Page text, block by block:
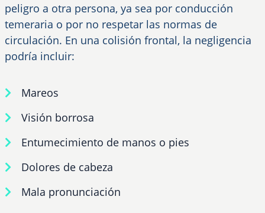
peligro a otra persona, ya sea por conducción
temeraria o por no respetar las normas de
circulación. En una colisión frontal, la negligencia
podría incluir:
Mareos
Visión borrosa
Entumecimiento de manos o pies
Dolores de cabeza
Mala pronunciación